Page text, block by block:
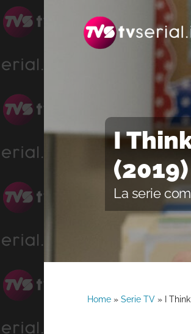
navigazione
contenuto
I
(2019)
La serie
Home» Serie TV» I